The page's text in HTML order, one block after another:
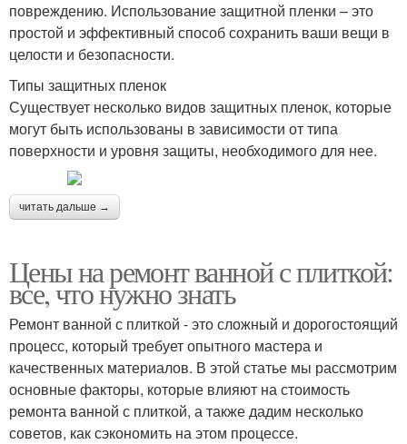
повреждению. Использование защитной пленки – это
простой и эффективный способ сохранить ваши вещи в
целости и безопасности.
Типы защитных пленок
Существует несколько видов защитных пленок, которые
могут быть использованы в зависимости от типа
поверхности и уровня защиты, необходимого для нее.
читать дальше →
Цены на ремонт ванной с плиткой:
все, что нужно знать
Ремонт ванной с плиткой - это сложный и дорогостоящий
процесс, который требует опытного мастера и
качественных материалов. В этой статье мы рассмотрим
основные факторы, которые влияют на стоимость
ремонта ванной с плиткой, а также дадим несколько
советов, как сэкономить на этом процессе.